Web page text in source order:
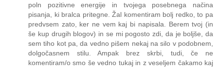
poln pozitivne energije in tvojega posebnega načina
pisanja, ki bralca pritegne. Žal komentiram bolj redko, to pa
predvsem zato, ker ne vem kaj bi napisala. Berem tvoj (in
še kup drugih blogov) in se mi pogosto zdi, da je boljše, da
sem tiho kot pa, da vedno pišem nekaj na silo v podobnem,
dolgočasnem stilu. Ampak brez skrbi, tudi, če ne
komentiram/o smo še vedno tukaj in z veseljem čakamo kaj